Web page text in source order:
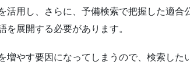
活用し、さらに、予備検索で把握した適合
展開する必要があります。
増やす要因になってしまうので、検索した